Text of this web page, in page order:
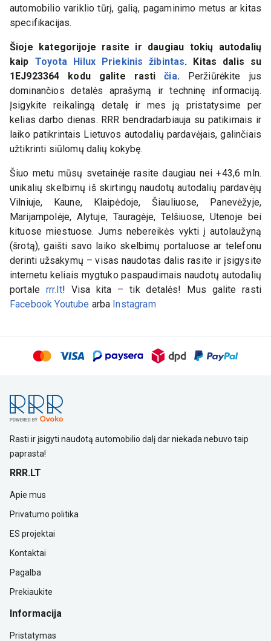
automobilio variklio tūrį, galią, pagaminimo metus ar kitas
specifikacijas.
Šioje kategorijoje rasite ir daugiau tokių autodalių
kaip Toyota Hilux Priekinis žibintas. Kitas dalis su
1EJ923364 kodu galite rastičia. Peržiūrėkite jus
dominančios detalės aprašymą ir techninę informaciją.
Įsigykite reikalingą detalę ir mes ją pristatysime per
kelias darbo dienas. RRR bendradarbiauja su patikimais ir
laiko patikrintais Lietuvos autodalių pardavėjais, galinčiais
užtikrinti siūlomų dalių kokybę.
Šiuo metu mūsų svetainėje rasite daugiau nei +43,6 mln.
unikalių skelbimų iš skirtingų naudotų autodalių pardavėjų
Vilniuje, Kaune, Klaipėdoje, Šiauliuose, Panevėžyje,
Marijampolėje, Alytuje, Tauragėje, Telšiuose, Utenoje bei
kituose miestuose. Jums nebereikės vykti į autolaužyną
(šrotą), gaišti savo laiko skelbimų portaluose ar telefonu
derinti užsakymų – visas naudotas dalis rasite ir įsigysite
internetu keliais mygtuko paspaudimais naudotų autodalių
portale rrr.lt! Visa kita – tik detalės! Mus galite rasti
Facebook Youtube arba Instagram
Rasti ir įsigyti naudotą automobilio dalį dar niekada nebuvo taip
paprasta!
RRR.LT
Apie mus
Privatumo politika
ES projektai
Kontaktai
Pagalba
Prekiaukite
Informacija
Pristatymas